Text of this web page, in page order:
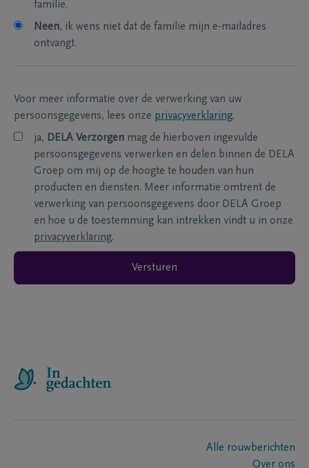
familie.
Neen, ik wens niet dat de familie mijn e-mailadres
ontvangt.
Voor meer informatie over de verwerking van uw
persoonsgegevens, lees onze privacyverklaring.
ja, DELA Verzorgen mag de hierboven ingevulde
persoonsgegevens verwerken en delen binnen de DELA
Groep om mij op de hoogte te houden van hun
producten en diensten. Meer informatie omtrent de
verwerking van persoonsgegevens door DELA Groep
en hoe u de toestemming kan intrekken vindt u in onze
privacyverklaring.
Versturen
Alle rouwberichten
Over ons